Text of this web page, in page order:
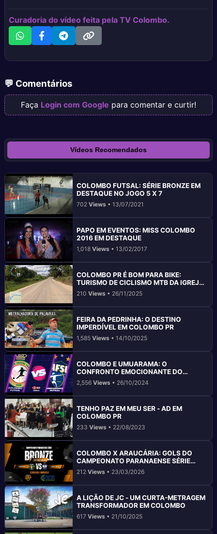
Curadoria do vídeo feita pela TV Colombo.
💬 Comentários
Faça Login com Google para comentar e curtir!
Vídeos Recomendados
COLOMBO FUTSAL: SÉRIE BRONZE EM
DESTAQUE NO JOGO 5 X 7
702Views • 13/07/2021
PAPO EM EVENTOS: MISS COLOMBO
2016 EM DESTAQUE
1,018Views • 13/02/2017
COLOMBO PR É BOM PARA BIKE:
TURISMO DE CICLISMO MTB DA IGREJA
ATÉ GRUTA BACAETAVA
210Views • 26/11/2025
FEIRA DA PEDRINHA: O DESTINO
IMPERDÍVEL EM COLOMBO PR
1,585Views • 14/10/2025
COLOMBO E UMUARAMA: O
CONFRONTO EMOCIONANTE DO
FUTSAL FEMININO
2,556Views • 26/10/2024
TENHO PAZ EM MEU SER - AD EM
COLOMBO PR
233Views • 22/08/2023
COLOMBO X ARAUCÁRIA: GOLS DO
CAMPEONATO PARANAENSE SÉRIE
BRONZE 2026
212Views • 23/03/2026
A LIÇÃO DE JC - UM CURTA-METRAGEM
TRANSFORMADOR EM COLOMBO
617Views • 21/10/2025